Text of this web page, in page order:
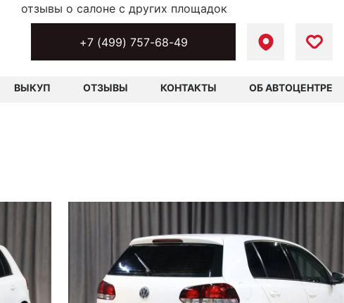
+7 (499) 757-68-49
ВЫКУП ОТЗЫВЫ КОНТАКТЫ ОБ АВТОЦЕНТРЕ
отзывы о салоне с других площадок